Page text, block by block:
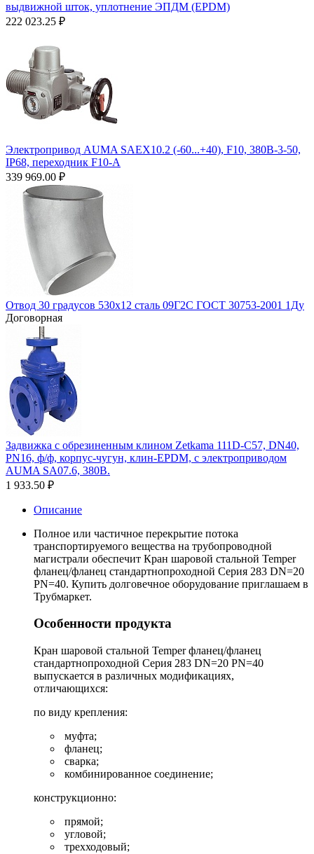
выдвижной шток, уплотнение ЭПДМ (EPDM)
222 023.25 ₽
Электропривод AUMA SAEX10.2 (-60...+40), F10, 380B-3-50,
IP68, переходник F10-A
339 969.00 ₽
Отвод 30 градусов 530х12 сталь 09Г2С ГОСТ 30753-2001 1Ду
Договорная
Задвижка с обрезиненным клином Zetkama 111D-C57, DN40,
PN16, ф/ф, корпус-чугун, клин-EPDM, с электроприводом
AUMA SA07.6, 380В.
1 933.50 ₽
Описание
Полное или частичное перекрытие потока
транспортируемого вещества на трубопроводной
магистрали обеспечит Кран шаровой стальной Temper
фланец/фланец стандартнопроходной Серия 283 DN=20
PN=40. Купить долговечное оборудование приглашаем в
Трубмаркет.
Особенности продукта
Кран шаровой стальной Temper фланец/фланец
стандартнопроходной Серия 283 DN=20 PN=40
выпускается в различных модификациях,
отличающихся:
по виду крепления:
муфта;
фланец;
сварка;
комбинированное соединение;
конструкционно:
прямой;
угловой;
трехходовый;